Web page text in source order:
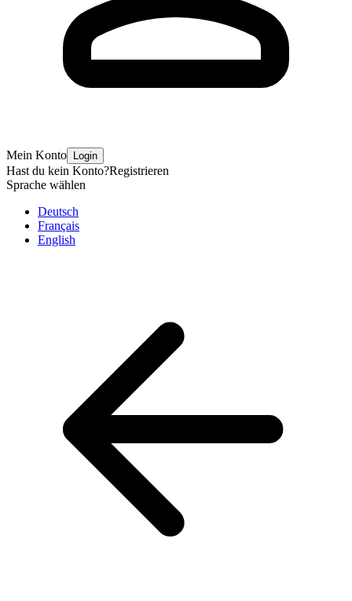
Mein Konto Login
Hast du kein Konto?Registrieren
Sprache wählen
Deutsch
Français
English